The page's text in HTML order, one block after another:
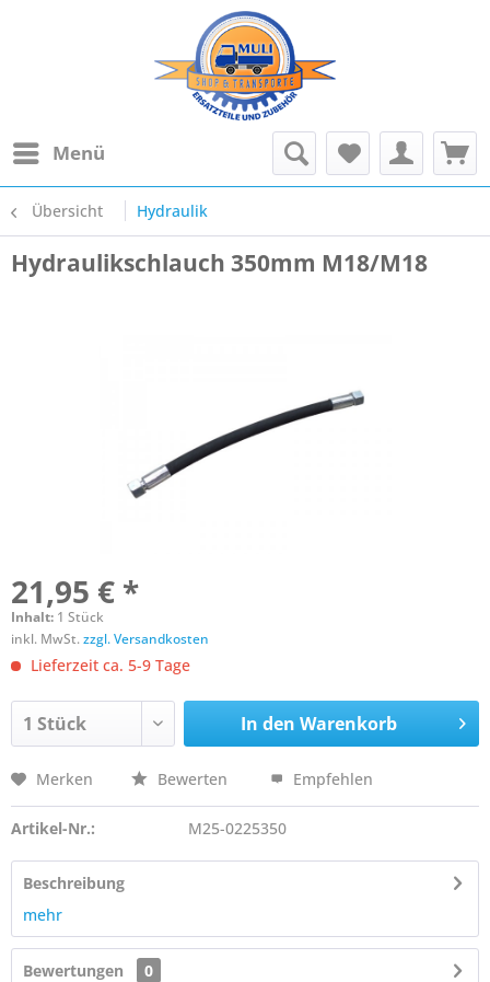
Menü
Übersicht Hydraulik
Hydraulikschlauch 350mm M18/M18
21,95 € *
Inhalt: 1 Stück
inkl. MwSt.zzgl. Versandkosten
Lieferzeit ca. 5-9 Tage
In den Warenkorb
Merken Bewerten Empfehlen
Artikel-Nr.: M25-0225350
Beschreibung
mehr
Bewertungen
0